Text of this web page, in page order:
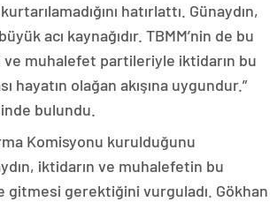
hatırlattı. Günaydın,
acı kaynağıdır. TBMM’nin de bu
ve muhalefet partileriyle iktidarın bu
hayatın olağan akışına uygundur.”
bulundu.
Komisyonu kurulduğunu
iktidarın ve muhalefetin bu
gitmesi gerektiğini vurguladı. Gökhan